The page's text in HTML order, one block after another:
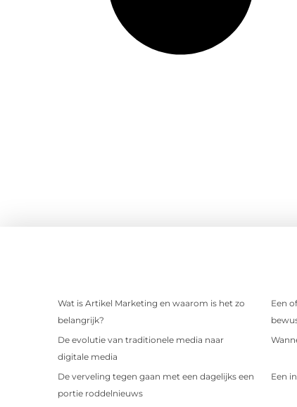
Wat is Artikel Marketing en waarom is het zo
belangrijk?
Een
De evolutie van traditionele media naar
digitale media
De verveling tegen gaan met een dagelijks een
portie roddelnieuws
Een